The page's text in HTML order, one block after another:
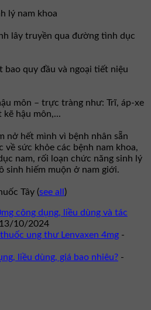
lý nam khoa
lây truyền qua đường tình dục
bao quy đầu và ngoại tiết niệu
môn – trực tràng như: Trĩ, áp-xe
hậu môn,...
nở hết mình vì bệnh nhân sẵn
về sức khỏe các bệnh nam khoa,
nam, rối loạn chức năng sinh lý
sinh hiếm muộn ở nam giới.
Tây (see all)
công dụng, liều dùng và tác
10/2024
ung thư Lenvaxen 4mg -
liều dùng, giá bao nhiêu? -